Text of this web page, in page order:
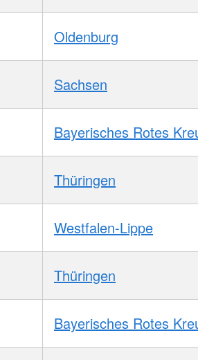
Oldenburg
Sachsen
Bayerisches Rotes
Thüringen
Westfalen-Lippe
Thüringen
Bayerisches Rotes